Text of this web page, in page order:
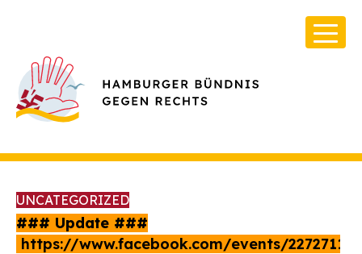
UNCATEGORIZED
### Update ###
https://www.facebook.com/events/